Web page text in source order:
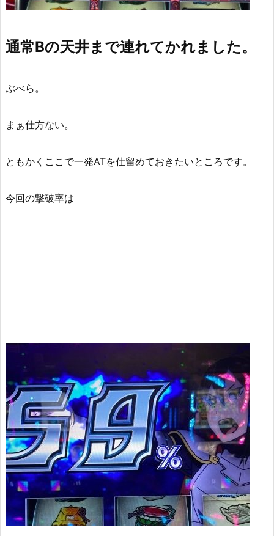
通常Bの天井まで連れてかれました。
ぶべら。
まぁ仕方ない。
ともかくここで一発ATを仕留めておきたいところです。
今回の撃破率は